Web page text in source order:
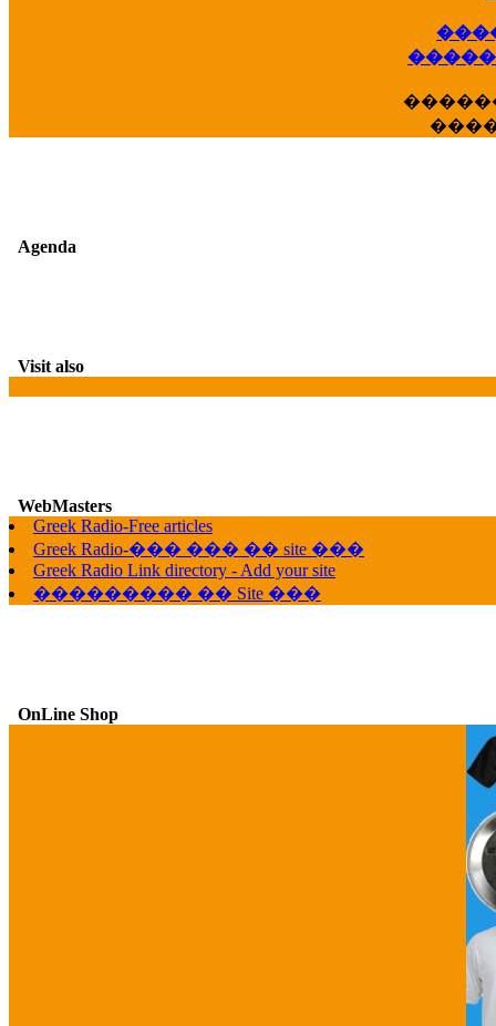
Agenda
Visit also
WebMasters
Greek Radio-Free articles
Greek Radio-��� ��� �� site ���
Greek Radio Link directory - Add your site
��������� �� Site ���
OnLine Shop